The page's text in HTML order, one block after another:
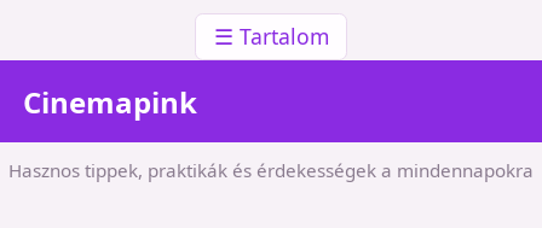
☰ Tartalom
Cinemapink
Hasznos tippek, praktikák és érdekességek a mindennapokra